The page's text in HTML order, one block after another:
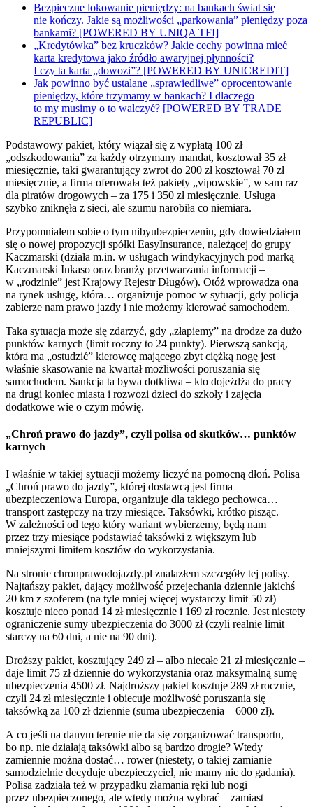
Bezpieczne lokowanie pieniędzy: na bankach świat się
nie kończy. Jakie są możliwości „parkowania” pieniędzy poza
bankami? [POWERED BY UNIQA TFI]
„Kredytówka” bez kruczków? Jakie cechy powinna mieć
karta kredytowa jako źródło awaryjnej płynności?
I czy ta karta „dowozi”? [POWERED BY UNICREDIT]
Jak powinno być ustalane „sprawiedliwe” oprocentowanie
pieniędzy, które trzymamy w bankach? I dlaczego
to my musimy o to walczyć? [POWERED BY TRADE
REPUBLIC]
Podstawowy pakiet, który wiązał się z wypłatą 100 zł
„odszkodowania” za każdy otrzymany mandat, kosztował 35 zł
miesięcznie, taki gwarantujący zwrot do 200 zł kosztował 70 zł
miesięcznie, a firma oferowała też pakiety „vipowskie”, w sam raz
dla piratów drogowych – za 175 i 350 zł miesięcznie. Usługa
szybko zniknęła z sieci, ale szumu narobiła co niemiara.
Przypomniałem sobie o tym nibyubezpieczeniu, gdy dowiedziałem
się o nowej propozycji spółki EasyInsurance, należącej do grupy
Kaczmarski (działa m.in. w usługach windykacyjnych pod marką
Kaczmarski Inkaso oraz branży przetwarzania informacji –
w „rodzinie” jest Krajowy Rejestr Długów). Otóż wprowadza ona
na rynek usługę, która… organizuje pomoc w sytuacji, gdy policja
zabierze nam prawo jazdy i nie możemy kierować samochodem.
Taka sytuacja może się zdarzyć, gdy „złapiemy” na drodze za dużo
punktów karnych (limit roczny to 24 punkty). Pierwszą sankcją,
która ma „ostudzić” kierowcę mającego zbyt ciężką nogę jest
właśnie skasowanie na kwartał możliwości poruszania się
samochodem. Sankcja ta bywa dotkliwa – kto dojeżdża do pracy
na drugi koniec miasta i rozwozi dzieci do szkoły i zajęcia
dodatkowe wie o czym mówię.
„Chroń prawo do jazdy”, czyli polisa od skutków… punktów
karnych
I właśnie w takiej sytuacji możemy liczyć na pomocną dłoń. Polisa
„Chroń prawo do jazdy”, której dostawcą jest firma
ubezpieczeniowa Europa, organizuje dla takiego pechowca…
transport zastępczy na trzy miesiące. Taksówki, krótko pisząc.
W zależności od tego który wariant wybierzemy, będą nam
przez trzy miesiące podstawiać taksówki z większym lub
mniejszymi limitem kosztów do wykorzystania.
Na stronie chronprawodojazdy.pl znalazłem szczegóły tej polisy.
Najtańszy pakiet, dający możliwość przejechania dziennie jakichś
20 km z szoferem (na tyle mniej więcej wystarczy limit 50 zł)
kosztuje nieco ponad 14 zł miesięcznie i 169 zł rocznie. Jest niestety
ograniczenie sumy ubezpieczenia do 3000 zł (czyli realnie limit
starczy na 60 dni, a nie na 90 dni).
Droższy pakiet, kosztujący 249 zł – albo niecałe 21 zł miesięcznie –
daje limit 75 zł dziennie do wykorzystania oraz maksymalną sumę
ubezpieczenia 4500 zł. Najdroższy pakiet kosztuje 289 zł rocznie,
czyli 24 zł miesięcznie i obiecuje możliwość poruszania się
taksówką za 100 zł dziennie (suma ubezpieczenia – 6000 zł).
A co jeśli na danym terenie nie da się zorganizować transportu,
bo np. nie działają taksówki albo są bardzo drogie? Wtedy
zamiennie można dostać… rower (niestety, o takiej zamianie
samodzielnie decyduje ubezpieczyciel, nie mamy nic do gadania).
Polisa zadziała też w przypadku złamania ręki lub nogi
przez ubezpieczonego, ale wtedy można wybrać – zamiast